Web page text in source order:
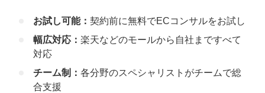
お試し可能： 契約前に無料でECコンサルをお試し
幅広対応： 楽天などのモールから自社まですべて
対応
チーム制： 各分野のスペシャリストがチームで総
合支援